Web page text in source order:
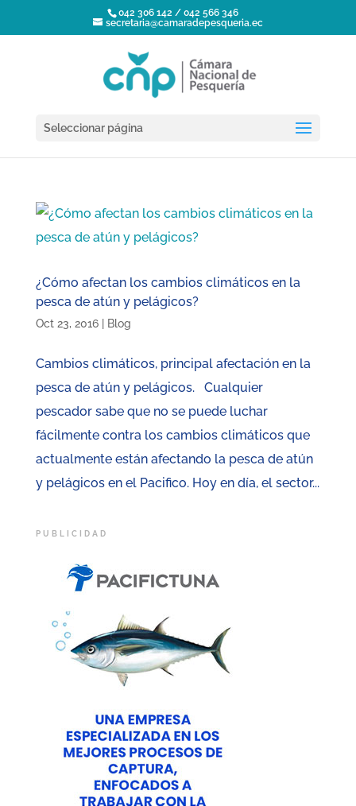
042 306 142 / 042 566 346
secretaria@camaradepesqueria.ec
Seleccionar página
¿Cómo afectan los cambios climáticos en la
pesca de atún y pelágicos?
Oct 23, 2016| Blog
Cambios climáticos, principal afectación en la
pesca de atún y pelágicos. Cualquier
pescador sabe que no se puede luchar
fácilmente contra los cambios climáticos que
actualmente están afectando la pesca de atún
y pelágicos en el Pacifico. Hoy en día, el sector...